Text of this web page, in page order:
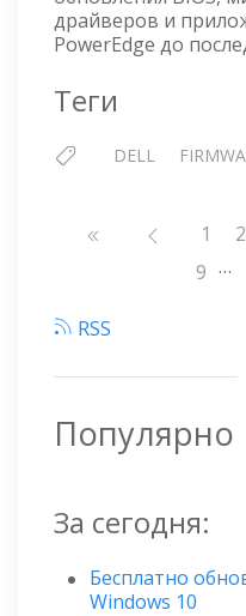
драйверов и
PowerEdge до
Теги
DELL
Нумерация
1 2
9 …
RSS
Популярно
За сегодня:
Бесплатно
Windows 10